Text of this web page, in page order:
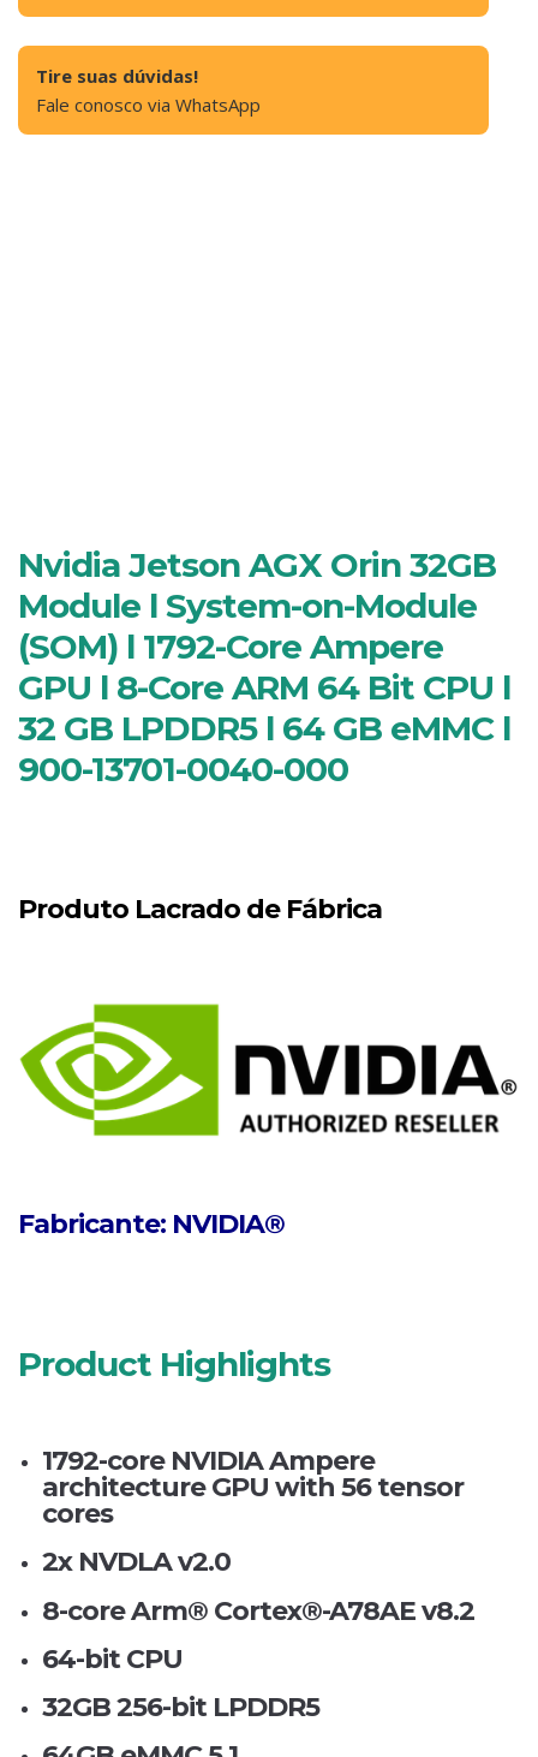
Tire suas dúvidas!
Fale conosco via WhatsApp
Nvidia Jetson AGX Orin 32GB
Module l System-on-Module
(SOM) l 1792-Core Ampere
GPU l 8-Core ARM 64 Bit CPU l
32 GB LPDDR5 l 64 GB eMMC l
900-13701-0040-000
Produto Lacrado de Fábrica
Fabricante: NVIDIA®
Product Highlights
1792-core NVIDIA Ampere
architecture GPU with 56 tensor
cores
2x NVDLA v2.0
8-core Arm® Cortex®-A78AE v8.2
64-bit CPU
32GB 256-bit LPDDR5